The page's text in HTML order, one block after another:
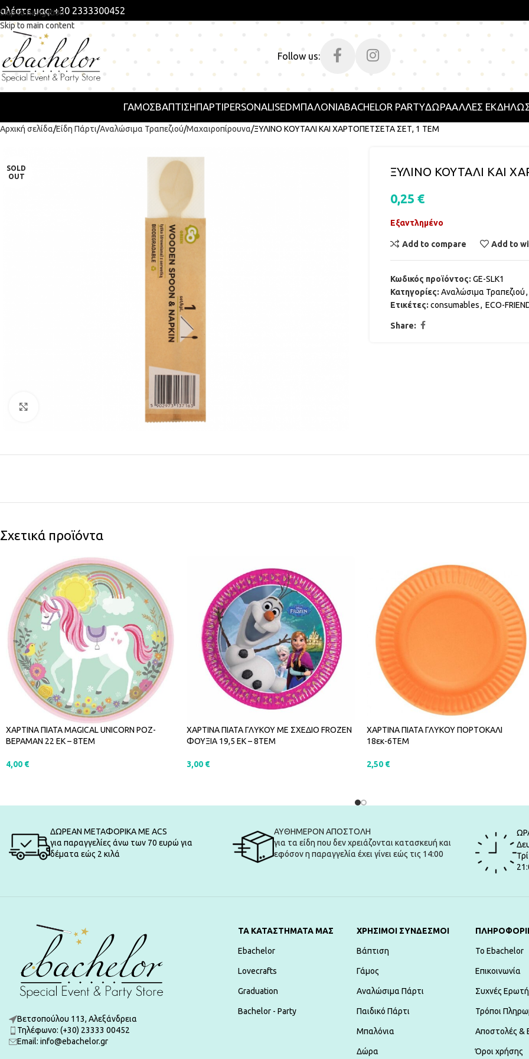
Skip to navigation
Skip to main content
μας: +30 2333300452
Follow us:
ΓΑΜΟΣΒΑΠΤΙΣΗΠΆΡΤΙPERSONALISEDΜΠΑΛΟΝΙΑBACHELOR PARTYΔΩΡΑΑΛΛΕΣ
Αρχική σελίδα Είδη Πάρτι Αναλώσιμα Τραπεζιού Μαχαιροπίρουνα ΞΥΛΙΝΟ ΚΟΥΤΑΛΙ ΚΑΙ ΧΑΡΤΟΠΕΤΣΕΤΑ ΣΕΤ, 1 ΤΕΜ
SOLD
OUT
ΞΥΛΙΝΟ ΚΟΥΤΑΛΙ ΚΑΙ
0,25 €
Εξαντλημένο
Add to compare Add to
Κωδικός προϊόντος: GE-SLK1
Κατηγορίες: Αναλώσιμα Τραπεζιού,
Ετικέτες: consumables, ECO-
Share:
Σχετικά προϊόντα
ΧΑΡΤΙΝΑ ΠΙΑΤΑ MAGICAL UNICORN ΡΟΖ-
ΒΕΡΑΜΑΝ 22 ΕΚ – 8ΤΕΜ
4,00 €
ΧΑΡΤΙΝΑ ΠΙΑΤΑ ΓΛΥΚΟΥ ΜΕ ΣΧΕΔΙΟ FROZEN
ΦΟΥΞΙΑ 19,5 ΕΚ – 8ΤΕΜ
3,00 €
ΧΑΡΤΙΝΑ ΠΙΑΤΑ ΓΛΥΚΟΥ ΠΟΡΤΟΚΑΛΙ
18εκ-6ΤΕΜ
2,50 €
ΔΩΡΕΑΝ ΜΕΤΑΦΟΡΙΚΑ ΜΕ ACS
για παραγγελίες άνω των 70 ευρώ για
δέματα εώς 2 κιλά
ΑΥΘΗΜΕΡΟΝ ΑΠΟΣΤΟΛΗ
για τα είδη που δεν χρειάζονται κατασκευή και
εφόσον η παραγγελία έχει γίνει εώς τις 14:00
Βετσοπούλου 113, Αλεξάνδρεια
Τηλέφωνο: (+30) 23333 00452
Εmail: info@ebachelor.gr
ΤΑ ΚΑΤΑΣΤΗΜΑΤΑ ΜΑΣ
Ebachelor
Lovecrafts
Graduation
Bachelor - Party
ΧΡΗΣΙΜΟΙ ΣΥΝΔΕΣΜΟΙ
Βάπτιση
Γάμος
Αναλώσιμα Πάρτι
Παιδικό Πάρτι
Μπαλόνια
Δώρα
To Ebachelor
Επικοινωνία
Συχνές
Τρόποι
Αποστολές &
Όροι χρήσης